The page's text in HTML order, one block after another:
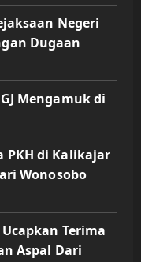
Negeri
Dugaan
Mengamuk di
PKH di Kalikajar
Wonosobo
Terima
Aspal Dari